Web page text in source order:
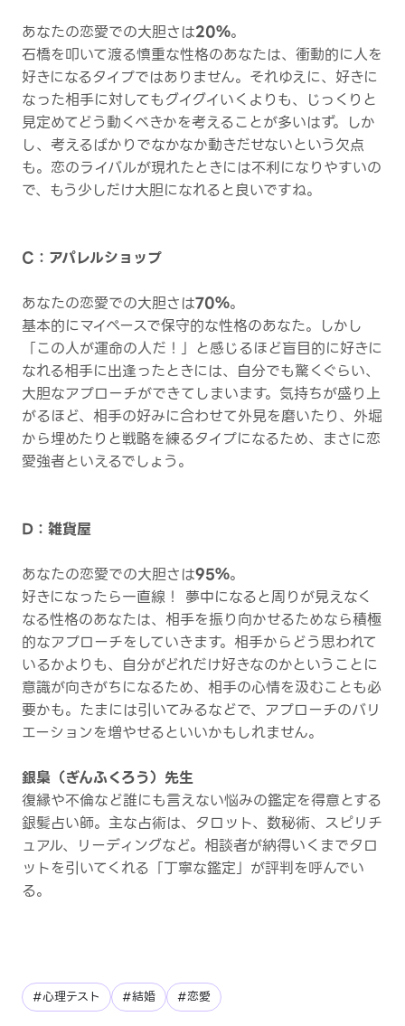
あなたの恋愛での大胆さは20％。
石橋を叩いて渡る慎重な性格のあなたは、衝動的に人を
好きになるタイプではありません。それゆえに、好きに
なった相手に対してもグイグイいくよりも、じっくりと
見定めてどう動くべきかを考えることが多いはず。しか
し、考えるばかりでなかなか動きだせないという欠点
も。恋のライバルが現れたときには不利になりやすいの
で、もう少しだけ大胆になれると良いですね。
C：アパレルショップ
あなたの恋愛での大胆さは70％。
基本的にマイペースで保守的な性格のあなた。しかし
「この人が運命の人だ！」と感じるほど盲目的に好きに
なれる相手に出逢ったときには、自分でも驚くぐらい、
大胆なアプローチができてしまいます。気持ちが盛り上
がるほど、相手の好みに合わせて外見を磨いたり、外堀
から埋めたりと戦略を練るタイプになるため、まさに恋
愛強者といえるでしょう。
D：雑貨屋
あなたの恋愛での大胆さは95％。
好きになったら一直線！ 夢中になると周りが見えなく
なる性格のあなたは、相手を振り向かせるためなら積極
的なアプローチをしていきます。相手からどう思われて
いるかよりも、自分がどれだけ好きなのかということに
意識が向きがちになるため、相手の心情を汲むことも必
要かも。たまには引いてみるなどで、アプローチのバリ
エーションを増やせるといいかもしれません。
銀梟（ぎんふくろう）先生
復縁や不倫など誰にも言えない悩みの鑑定を得意とする
銀髪占い師。主な占術は、タロット、数秘術、スピリチ
ュアル、リーディングなど。相談者が納得いくまでタロ
ットを引いてくれる「丁寧な鑑定」が評判を呼んでい
る。
#心理テスト #結婚 #恋愛